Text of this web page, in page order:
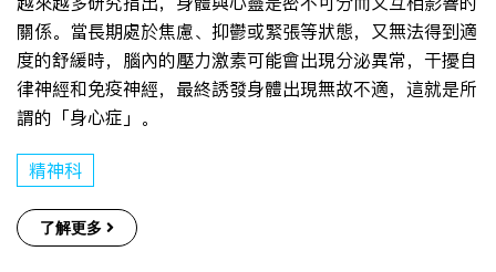
關係。當長期處於焦慮、抑鬱或緊張等狀態，又無法得到適
度的舒緩時，腦內的壓力激素可能會出現分泌異常，干擾自
律神經和免疫神經，最終誘發身體出現無故不適，這就是所
謂的「身心症」。
精神科
了解更多